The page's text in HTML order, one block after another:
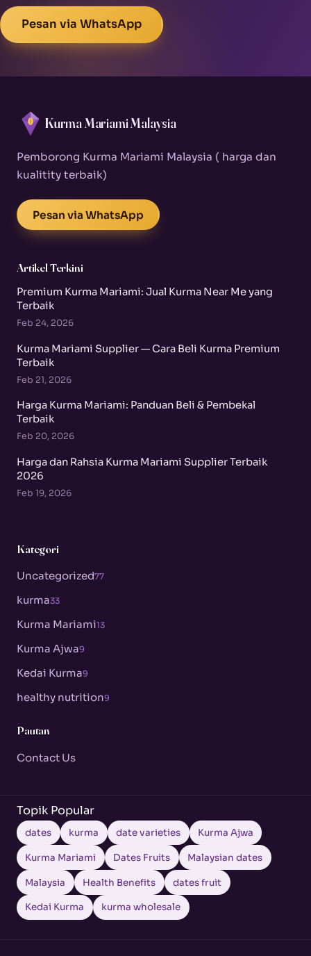
Pesan via WhatsApp
Kurma Mariami Malaysia
Pemborong Kurma Mariami Malaysia ( harga dan
kualitity terbaik)
Pesan via WhatsApp
Artikel Terkini
Premium Kurma Mariami: Jual Kurma Near Me yang
Terbaik
Feb 24, 2026
Kurma Mariami Supplier — Cara Beli Kurma Premium
Terbaik
Feb 21, 2026
Harga Kurma Mariami: Panduan Beli & Pembekal
Terbaik
Feb 20, 2026
Harga dan Rahsia Kurma Mariami Supplier Terbaik
2026
Feb 19, 2026
Kategori
Uncategorized77
kurma33
Kurma Mariami13
Kurma Ajwa9
Kedai Kurma9
healthy nutrition9
Pautan
Contact Us
Topik Popular
dates kurma date varieties Kurma Ajwa
Kurma Mariami Dates Fruits Malaysian dates
Malaysia Health Benefits dates fruit
Kedai Kurma kurma wholesale